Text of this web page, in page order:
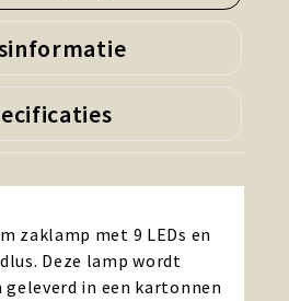
zaklamp met 9 LEDs en
Deze lamp wordt
in een kartonnen